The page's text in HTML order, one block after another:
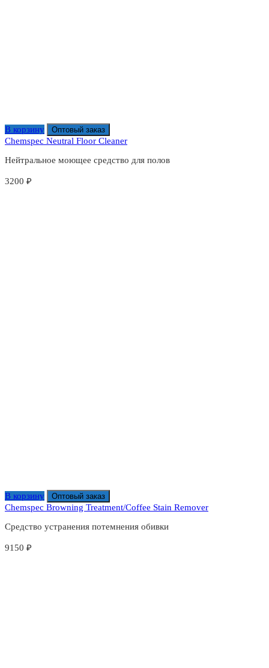
В корзину Оптовый заказ
Chemspec Neutral Floor Cleaner
Нейтральное моющее средство для полов
3200 ₽
В корзину Оптовый заказ
Chemspec Browning Treatment/Coffee Stain Remover
Средство устранения потемнения обивки
9150 ₽